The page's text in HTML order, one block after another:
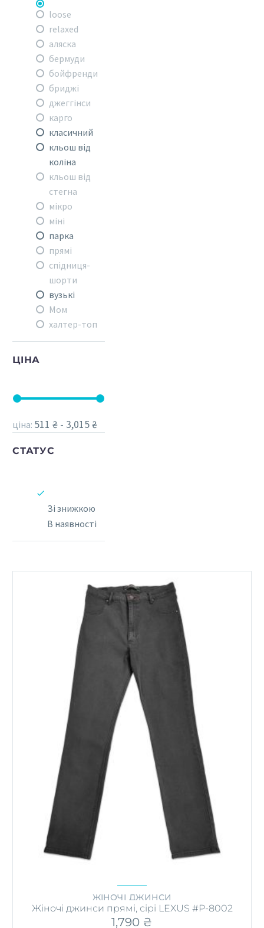
loose
relaxed
аляска
бермуди
бойфренди
бриджі
джеггінси
карго
класичний
кльош від
коліна
кльош від
стегна
мікро
міні
парка
прямі
спідниця-
шорти
вузькі
Мом
халтер-топ
ЦІНА
ціна: 511 ₴ - 3,015 ₴
СТАТУС
Зі знижкою
В наявності
ЖІНОЧІ ДЖИНСИ
Жіночі джинси прямі, сірі LEXUS #P-8002
1,790 ₴